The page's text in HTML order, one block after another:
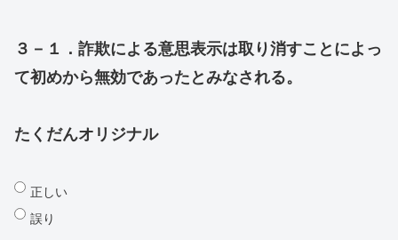
３－１．詐欺による意思表示は取り消すことによっ
て初めから無効であったとみなされる。
たくだんオリジナル
正しい
誤り